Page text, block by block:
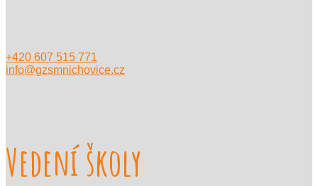
+420 607 515 771
info@gzsmnichovice.cz
Vedení školy